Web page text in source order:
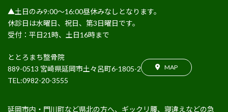
▲土日のみ9:00〜16:00昼休みなしとなります。
休診日は水曜日、祝日、第3日曜日です。
受付：平日21時、土日16時まで
ととろまち整骨院
889-0513 宮崎県延岡市土々呂町6-1805-2
TEL:0982-20-3555
MAP
延岡市内・門川町など県北の方へ、ギックリ腰、寝違えなどの急